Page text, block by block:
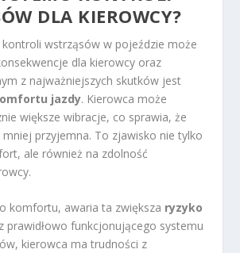
DLA KIEROWCY?
wstrząsów w pojeździe może
dla kierowcy oraz
z najważniejszych skutków jest
jazdy. Kierowca może
większe wibracje, co sprawia, że
przyjemna. To zjawisko nie tylko
ale również na zdolność
komfortu, awaria ta zwiększa ryzyko
prawidłowo funkcjonującego systemu
kierowca ma trudności z